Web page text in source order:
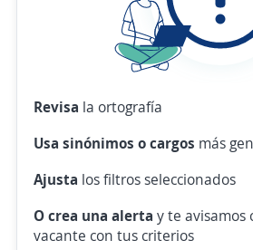
Revisa la ortografía
Usa sinónimos o cargos más
Ajusta los filtros seleccionados
O crea una alerta y te avisamos
vacante con tus criterios